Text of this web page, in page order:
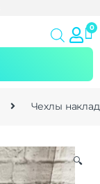
Чехлы
🔍